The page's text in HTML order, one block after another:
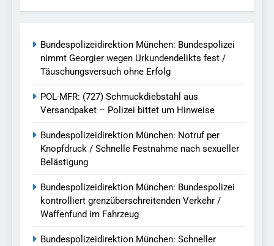
Bundespolizeidirektion München: Bundespolizei
nimmt Georgier wegen Urkundendelikts fest /
Täuschungsversuch ohne Erfolg
POL-MFR: (727) Schmuckdiebstahl aus
Versandpaket – Polizei bittet um Hinweise
Bundespolizeidirektion München: Notruf per
Knopfdruck / Schnelle Festnahme nach sexueller
Belästigung
Bundespolizeidirektion München: Bundespolizei
kontrolliert grenzüberschreitenden Verkehr /
Waffenfund im Fahrzeug
Bundespolizeidirektion München: Schneller